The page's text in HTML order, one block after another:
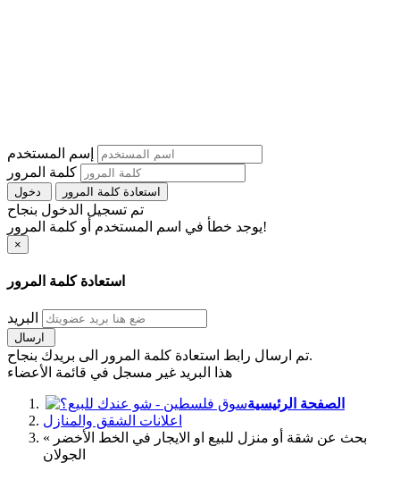
إسم المستخدم
كلمة المرور
استعادة كلمة المرور
تم تسجيل الدخول بنجاح
يوجد خطأ في اسم المستخدم أو كلمة المرور!
×
استعادة كلمة المرور
البريد
تم ارسال رابط استعادة كلمة المرور الى بريدك بنجاح.
هذا البريد غير مسجل في قائمة الأعضاء
الصفحة الرئيسية
اعلانات الشقق والمنازل
بحث عن شقة أو منزل للبيع او الايجار في الخط الأخضر »
الجولان